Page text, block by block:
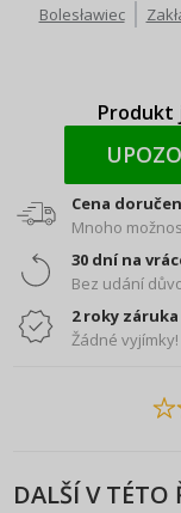
Bolesławiec
Produkt
Cena
Mnoho
30 dní na
Bez udání
2 roky
Žádné vyjímky!
DALŠÍ V TÉTO